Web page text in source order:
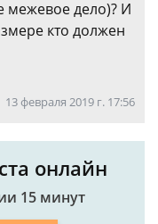
межевое дело)? И
кто должен
13 февраля 2019 г. 17:56
онлайн
15 минут